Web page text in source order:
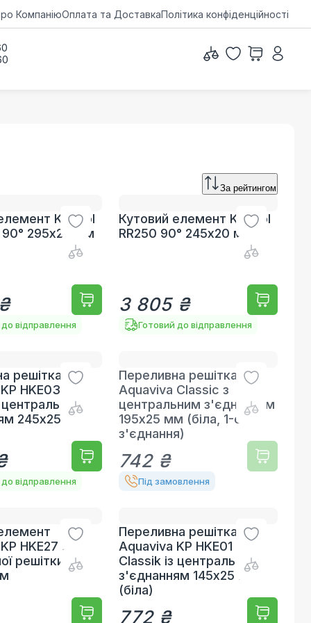
КомпаніюОплата та ДоставкаПолітика конфіденційності
За рейтингом
Kripsol
90° 295х20 мм
відправлення
Кутовий елемент Kripsol
RR250 90° 245х20 мм
3 805 ₴
Готовий до відправлення
решітка
HKE03
центральним
245x25 мм
відправлення
Переливна решітка
Aquaviva Classic з
центральним з'єднанням
195x25 мм (біла, 1-е
з'єднання)
742 ₴
Під замовлення
HKE27 для
решітки 90°
Переливна решітка
Aquaviva KP HKE01
Classik із центральним
з'єднанням 145x25 мм
(біла)
772 ₴